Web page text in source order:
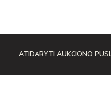
ATIDARYTI AUKCIONO